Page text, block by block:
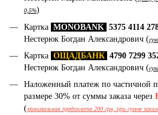
0,5%)
Картка MONOBANK 5375 4114
Нестерюк Богдан Александрович (
Картка ОЩАДБАНК 4790 7299
Нестерюк Богдан Александрович (
Наложенный платеж по частичной
размере 30% от суммы заказа через
(минимальная предоплата 200 грн, при сумме